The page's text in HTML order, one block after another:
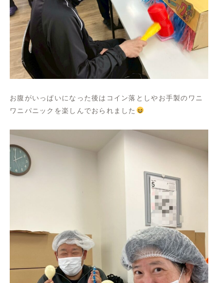
お腹がいっぱいになった後はコイン落としやお手製のワニ
ワニパニックを楽しんでおられました